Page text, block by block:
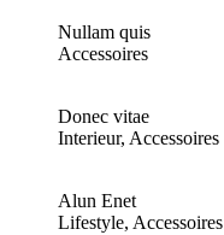
Nullam quis
Accessoires
Donec vitae
Interieur, Accessoires
Alun Enet
Lifestyle, Accessoires